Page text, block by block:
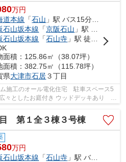
万円
道本線 「石山 」駅 バス15分 「みどりヶ丘」 停歩3分
石山坂本線 「京阪石山 」駅 バス15分 「みどりヶ丘」 停歩3分
石山坂本線 「石山寺 」駅 徒歩72分
面積：125.86㎡（38.07坪）
面積：382.75㎡（115.78坪）
県大津市石居３丁目
施工のオール電化住宅 駐車スペース5
々としたお庭付き ウッドデッキあり
納戸あり 二面バ...
第１全３棟３号棟
万円
石山坂本線 「石山寺 」駅 バス11分 「石山団地」 停歩2分